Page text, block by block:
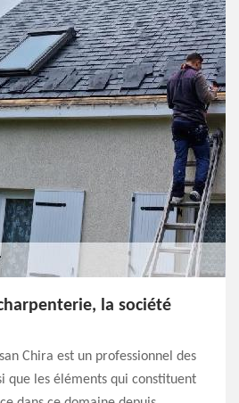
la société
Chira est un professionnel des
que les éléments qui constituent